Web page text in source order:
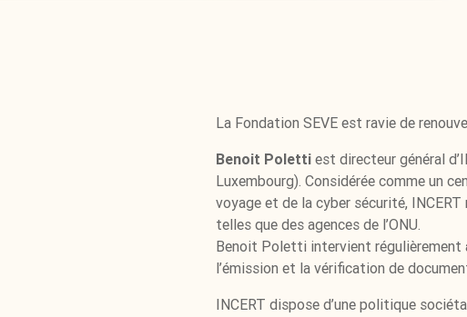
La Fondation SEVE est ravie de
Benoit Poletti est directeur général
Luxembourg). Considérée comme un
voyage et de la cyber sécurité,
telles que des agences de l’ONU.
Benoit Poletti intervient régulièrement
l’émission et la vérification de
INCERT dispose d’une politique